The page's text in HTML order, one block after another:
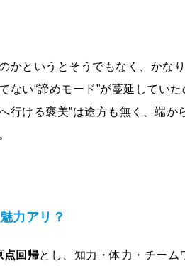
かというとそうでもなく、かな
ない“諦めモード”が蔓延してい
行ける褒美”は途方も無く、端か
力アリ？
点回帰とし、知力・体力・チー